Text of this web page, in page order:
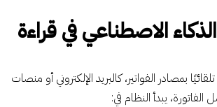
الاصطناعي في قراءة
بمصادر الفواتير، كالبريد الإلكتروني أو منصات
يبدأ النظام في: